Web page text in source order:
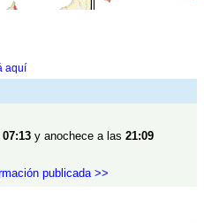
aquí
07:13 y anochece a las 21:09
publicada >>